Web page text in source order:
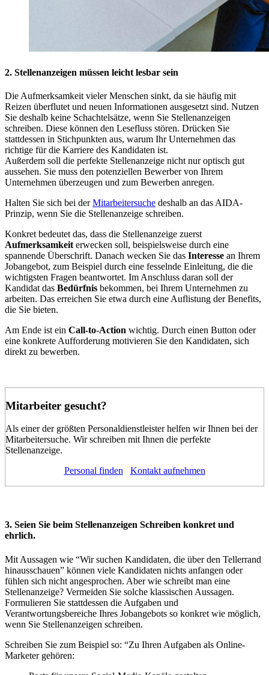
2. Stellenanzeigen müssen leicht lesbar sein
Die Aufmerksamkeit vieler Menschen sinkt, da sie häufig mit
Reizen überflutet und neuen Informationen ausgesetzt sind. Nutzen
Sie deshalb keine Schachtelsätze, wenn Sie Stellenanzeigen
schreiben. Diese können den Lesefluss stören. Drücken Sie
stattdessen in Stichpunkten aus, warum Ihr Unternehmen das
richtige für die Karriere des Kandidaten ist.
Außerdem soll die perfekte Stellenanzeige nicht nur optisch gut
aussehen. Sie muss den potenziellen Bewerbervon Ihrem
Unternehmen überzeugen und zum Bewerben anregen.
Halten Sie sich bei derMitarbeitersuche deshalb an das AIDA-
Prinzip, wenn Sie die Stellenanzeige schreiben.
Konkret bedeutet das, dass die Stellenanzeige zuerst
Aufmerksamkeit erwecken soll, beispielsweise durch eine
spannende Überschrift. Danach wecken Sie das Interesse an Ihrem
Jobangebot, zum Beispiel durch eine fesselnde Einleitung, die die
wichtigsten Fragen beantwortet. Im Anschluss daran soll der
Kandidat das Bedürfnis bekommen, bei Ihrem Unternehmen zu
arbeiten. Das erreichen Sie etwa durch eine Auflistung der Benefits,
die Sie bieten.
Am Ende ist ein Call-to-Action wichtig. Durch einen Button oder
eine konkrete Aufforderung motivieren Sie den Kandidaten, sich
direkt zu bewerben.
Mitarbeiter gesucht?
Als einer der größten Personaldienstleister helfen wir Ihnen bei der
Mitarbeitersuche. Wir schreiben mit Ihnen die perfekte
Stellenanzeige.
Personal finden
Kontakt aufnehmen
3. Seien Sie beim Stellenanzeigen Schreiben konkret und
ehrlich.
Mit Aussagen wie “Wir suchen Kandidaten, die über den Tellerrand
hinausschauen” können viele Kandidaten nichts anfangen oder
fühlen sich nicht angesprochen. Aberwie schreibt man eine
Stellenanzeige? Vermeiden Sie solche klassischen Aussagen.
Formulieren Sie stattdessen die Aufgaben und
Verantwortungsbereiche Ihres Jobangebots so konkret wie möglich,
wenn Sie Stellenanzeigen schreiben.
Schreiben Sie zum Beispiel so: “Zu Ihren Aufgaben als Online-
Marketer gehören: